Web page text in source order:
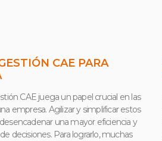
CAE PARA
CAE juega un papel crucial en las
empresa. Agilizar y simplificar estos
una mayor eficiencia y
decisiones. Para lograrlo, muchas